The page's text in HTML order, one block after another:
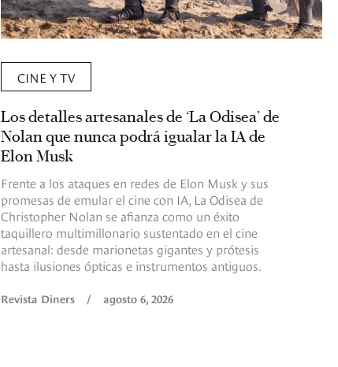
CINE Y TV
Los detalles artesanales de ‘La Odisea’ de
Nolan que nunca podrá igualar la IA de
Elon Musk
Frente a los ataques en redes de Elon Musk y sus
promesas de emular el cine con IA, La Odisea de
Christopher Nolan se afianza como un éxito
taquillero multimillonario sustentado en el cine
artesanal: desde marionetas gigantes y prótesis
hasta ilusiones ópticas e instrumentos antiguos.
Revista Diners / agosto 6, 2026